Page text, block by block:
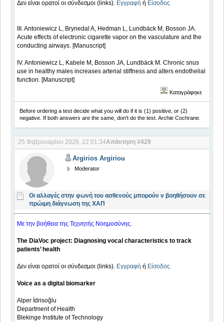
Δεν είναι ορατοί οι σύνδεσμοι (links). Εγγραφή ή Είσοδος
III. Antoniewicz L, Brynedal A, Hedman L, Lundbäck M, Bosson JA.
Acute effects of electronic cigarette vapor on the vasculature and the
conducting airways. [Manuscript]
IV. Antoniewicz L, Kabele M, Bosson JA, Lundbäck M. Chronic snus
use in healthy males increases arterial stiffness and alters endothelial
function. [Manuscript]
Καταγράφηκε
Before ordering a test decide what you will do if it is (1) positive, or (2)
negative. If both answers are the same, don't do the test. Archie Cochrane.
25 Φεβρουαρίου 2026, 22:01:34Απάντηση #429
Argirios Argiriou
Moderator
Οι αλλαγές στην φωνή του ασθενούς μπορούν ν βοηθήσουν σε
πρώιμη διάγνωση της ΧΑΠ
Με την βοήθεια της Τεχνητής Νοημοσύνης.
The DiaVoc project: Diagnosing vocal characteristics to track
patients’ health
Δεν είναι ορατοί οι σύνδεσμοι (links). Εγγραφή ή Είσοδος
Voice as a digital biomarker
Alper İdrisoğlu
Department of Health
Blekinge Institute of Technology